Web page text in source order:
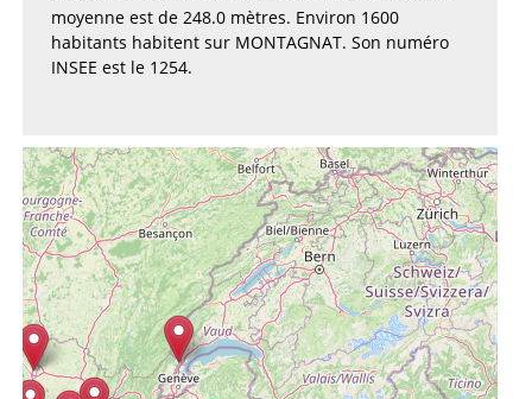
moyenne est de 248.0 mètres. Environ 1600
habitants habitent sur MONTAGNAT. Son numéro
INSEE est le 1254.